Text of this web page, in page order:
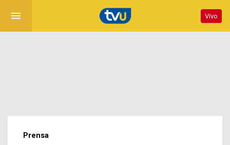
menu Vivo
Prensa